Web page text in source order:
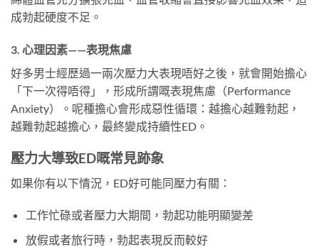
成勃起硬度不足。
3. 心理因素——表現焦慮
好多男士經歷過一兩次壓力大表現唔好之後，就會開始擔心
「下一次得唔得」，形成所謂嘅表現焦慮（Performance
Anxiety）。呢種擔心會形成惡性循環：越擔心越難勃起，
越難勃起越擔心，最終變成持續性ED。
壓力大導致ED嘅常見跡象
如果你有以下情況，ED好可能同壓力有關：
工作忙碌或者壓力大期間，勃起功能明顯變差
放假或者旅行時，勃起表現反而較好